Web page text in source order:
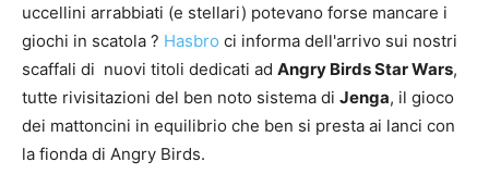
uccellini arrabbiati (e stellari) potevano forse mancare i
giochi in scatola ? Hasbro ci informa dell'arrivo sui nostri
scaffali di nuovi titoli dedicati ad Angry Birds Star Wars,
tutte rivisitazioni del ben noto sistema di Jenga, il gioco
dei mattoncini in equilibrio che ben si presta ai lanci con
la fionda di Angry Birds.